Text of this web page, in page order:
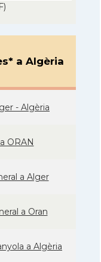
a Algèria
- Algèria
ORAN
a Alger
a Oran
a Algèria